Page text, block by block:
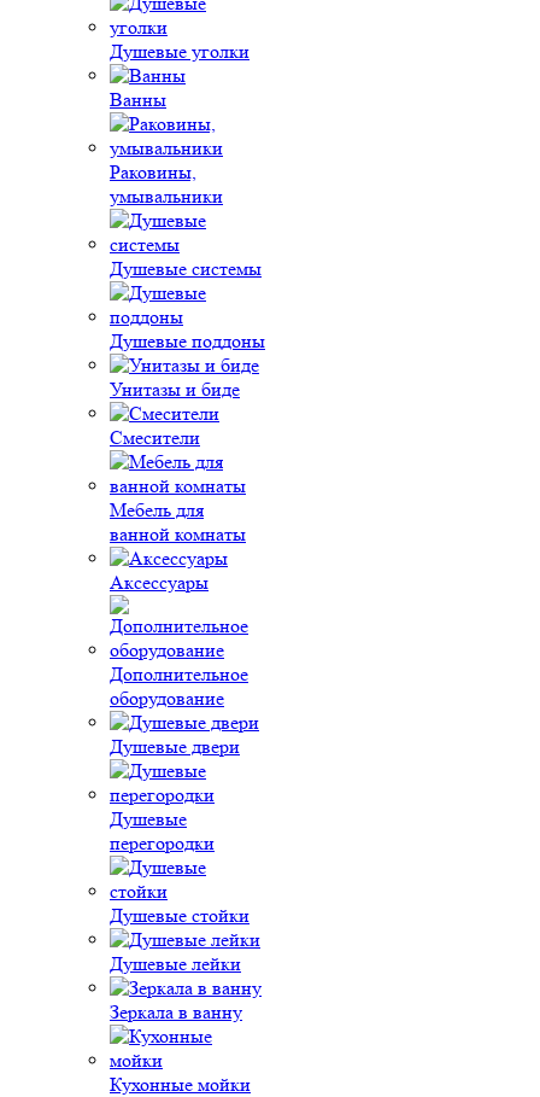
Душевые уголки
Ванны
Раковины,
умывальники
Душевые системы
Душевые поддоны
Унитазы и биде
Смесители
Мебель для
ванной комнаты
Аксессуары
Дополнительное
оборудование
Душевые двери
Душевые
перегородки
Душевые стойки
Душевые лейки
Зеркала в ванну
Кухонные мойки